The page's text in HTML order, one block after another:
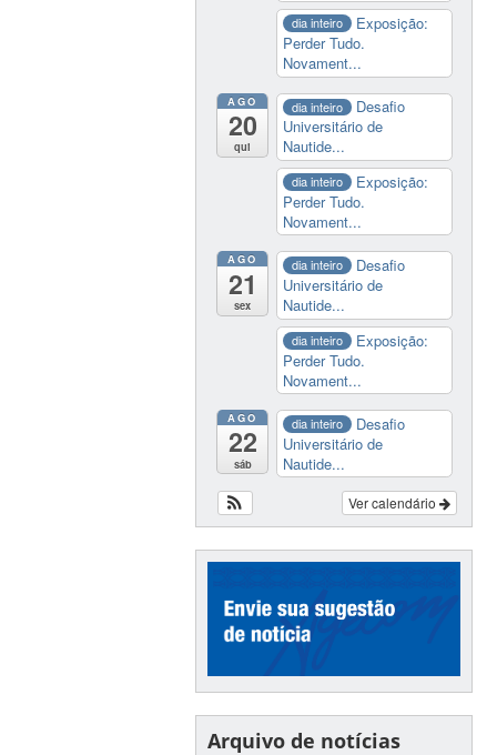
dia inteiro
Exposição:
Perder Tudo.
Novament...
AGO
20
qui
dia inteiro
Desafio
Universitário de
Nautide...
dia inteiro
Exposição:
Perder Tudo.
Novament...
AGO
21
sex
dia inteiro
Desafio
Universitário de
Nautide...
dia inteiro
Exposição:
Perder Tudo.
Novament...
AGO
22
sáb
dia inteiro
Desafio
Universitário de
Nautide...
Ver calendário
Arquivo de notícias